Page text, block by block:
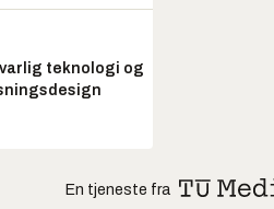
teknologi og
En tjeneste fra